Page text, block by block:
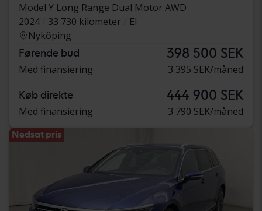
Model Y Long Range Dual Motor AWD
2024
33 730 kilometer
El
Nyköping
Førende bud 398 500 SEK
Med finansiering 3 395 SEK/måned
Køb direkte 444 900 SEK
Med finansiering 3 790 SEK/måned
Nedsat pris